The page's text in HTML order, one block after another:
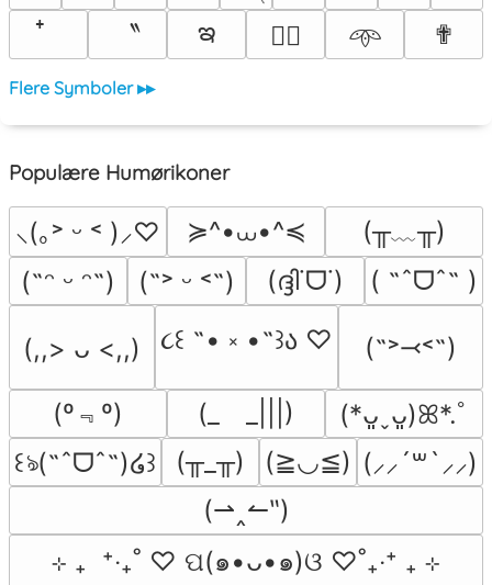
〝
ఇ ♡⃕ 𖥸 ✟
Flere Symboler ▸▸
Populære Humørikoner
⸜(｡˃ ᵕ ˂ )⸝♡ ≽^•⩊•^≼
(╥﹏╥)
(˶ᵔ ᵕ ᵔ˶)
(˶˃ ᵕ ˂˶) (ദ്ദി˙ᗜ˙) ( ˶ˆᗜˆ˵ )
(,,> ᴗ <,,) ૮꒰ ˶• ༝ •˶꒱ა ♡ (˶˃⤙˂˶)
(º﹃º) (_　_|||)
(*ᴗ͈ˬᴗ͈)ꕤ*.ﾟ
꒰ঌ(˶ˆᗜˆ˵)໒꒱
(╥_╥) (≧◡≦) (⸝⸝´꒳`⸝⸝)
(⇀‸↼‶)
⊹ ₊  ⁺‧₊˚ ♡ ପ(๑•ᴗ•๑)ଓ ♡˚₊‧⁺ ₊ ⊹